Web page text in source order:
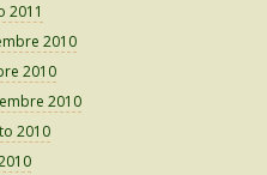
2011
2010
2010
2010
2010